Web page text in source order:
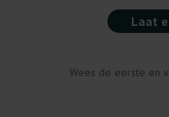
Laat
Wees de eerste en